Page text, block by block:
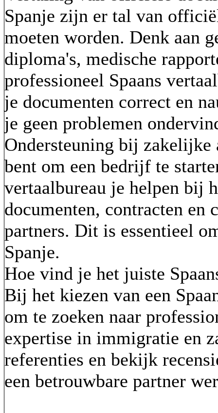
Spanje zijn er tal van
moeten worden. Denk aan
diploma's, medische
professioneel Spaans
je documenten correct en
je geen problemen
Ondersteuning bij zakelijke
bent om een bedrijf te
vertaalbureau je helpen bij
documenten, contracten en
partners. Dit is essentieel
Spanje.
Hoe vind je het juiste
Bij het kiezen van een
om te zoeken naar
expertise in immigratie en
referenties en bekijk
een betrouwbare partner